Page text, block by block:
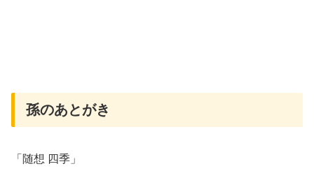
孫のあとがき
「随想 四季」